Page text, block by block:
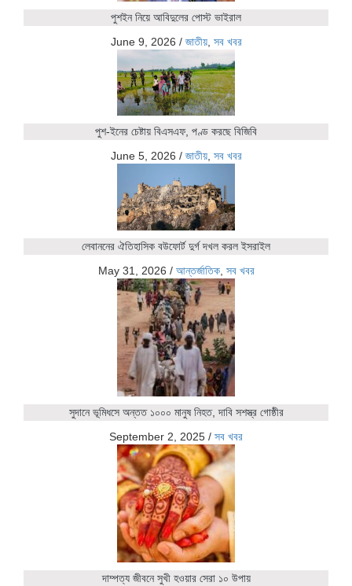
পুশইন নিয়ে আবিদুলের পোস্ট ভাইরাল
June 9, 2026 / জাতীয়, সব খবর
পুশ-ইনের চেষ্টায় বিএসএফ, পণ্ড করছে বিজিবি
June 5, 2026 / জাতীয়, সব খবর
লেবাননের ঐতিহাসিক বউফোর্ট দুর্গ দখল করল ইসরাইল
May 31, 2026 / আন্তর্জাতিক, সব খবর
সুদানে ভূমিধসে অন্তত ১০০০ মানুষ নিহত, দাবি সশস্ত্র গোষ্ঠীর
September 2, 2025 / সব খবর
দাম্পত্য জীবনে সুখী হওয়ার সেরা ১০ উপায়